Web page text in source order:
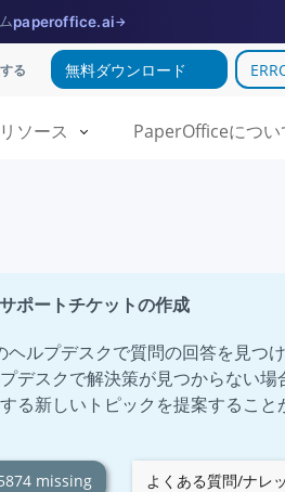
paperoffice.ai→
る 無料ダウンロード
PaperOfficeについ
リソース
ポートチケットの作成
ヘルプデスクで質問の回答を見つ
デスクで解決策が見つからない場
る新しいトピックを提案すること
missing よくある質問/ナレ